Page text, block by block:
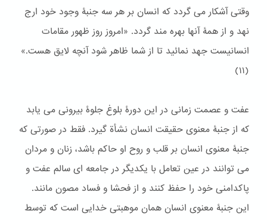
وقتی آشکار می گردد که انسان بر هر سه جنبۀ وجود خود ارج
نهد و از همۀ آنها بهره مند گردد. «امروز روز ظهور مقامات
انسانيست جهد نمائيد تا از شما ظاهر شود آنچه لايق هست.»
(١١)
عفت و عصمت زمانی در این دورۀ بلوغ جلوۀ بیرونی می یابد
که از جنبۀ معنوی حقیقت انسان نشأة گیرد. فقط در صورتی که
جنبۀ معنوی انسان بر قلب و روح او حاکم باشد، زنان و مردان
می توانند در عین تعامل با یکدیگر در جامعه ای سالم عفت و
پاکدامنی خود را حفظ کنند و از فحشا و فساد مصون مانند.
این جنبۀ معنوی انسان همان موهبتی خدایی است که توسط